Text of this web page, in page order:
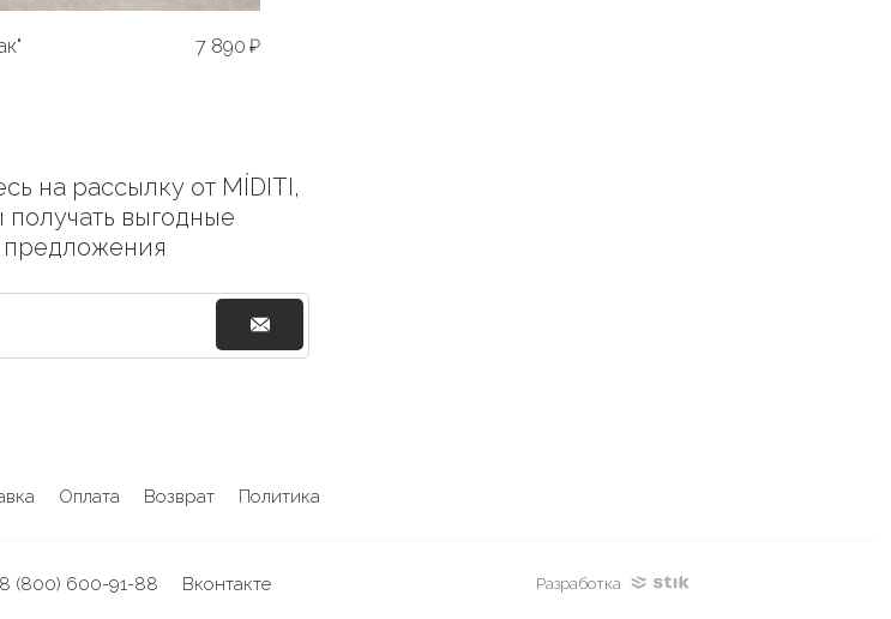
7 890 ₽
на рассылку от MÍDITI,
получать выгодные
предложения
Оплата Возврат Политика
8 (800) 600-91-88 Вконтакте Разработка